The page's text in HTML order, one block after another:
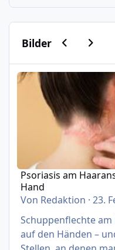
BilderVorherige
Psoriasis am
Psoriasis am
Hand
Von Redaktion ·23.
Schuppenflechte
auf den Händen –